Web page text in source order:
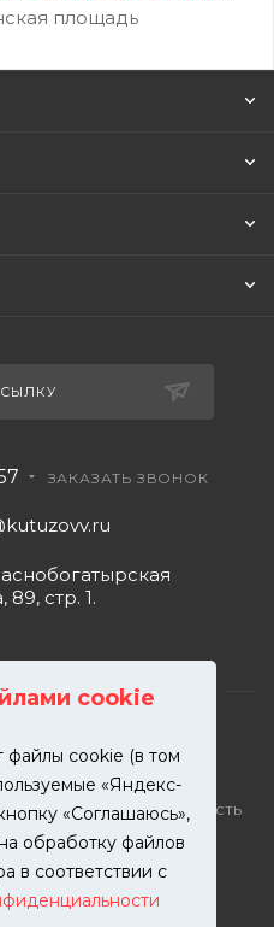
cookie
файлы cookie (в том
«Яндекс-
«Соглашаюсь»,
обработку файлов
в соответствии с
площадь
ЗАКАЗАТЬ ЗВОНОК
89, стр. 1.
ремонт и покраска
на сайте – собственность
KUTUZOVV.RU без